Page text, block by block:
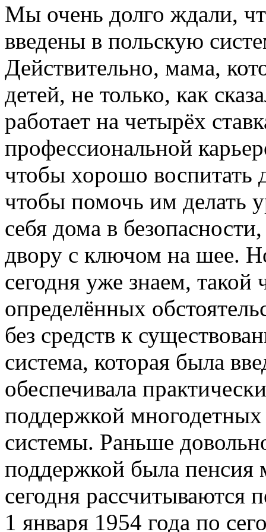
Мы очень долго ждали,
введены в польскую
Действительно, мама,
детей, не только, как
работает на четырёх
профессиональной
чтобы хорошо воспитать
чтобы помочь им делать
себя дома в
двору с ключом на шее.
сегодня уже знаем, такой
определённых
без средств к
система, которая была
обеспечивала
поддержкой
системы. Раньше
поддержкой была пенсия
сегодня рассчитываются
1 января 1954 года по